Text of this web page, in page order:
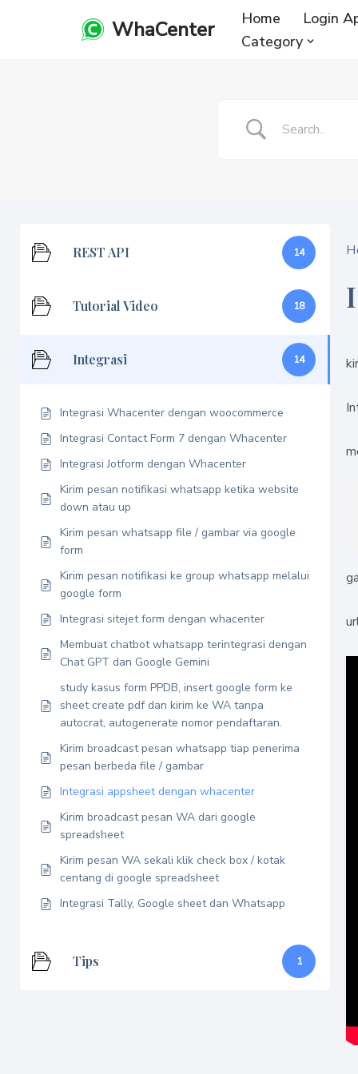
WhaCenter Home
Login
Category
REST API 14
Tutorial Video 18
Integrasi 14
Integrasi Whacenter dengan woocommerce
Integrasi Contact Form 7 dengan Whacenter
Integrasi Jotform dengan Whacenter
Kirim pesan notifikasi whatsapp ketika website
down atau up
Kirim pesan whatsapp file / gambar via google
form
Kirim pesan notifikasi ke group whatsapp melalui
google form
Integrasi sitejet form dengan whacenter
Membuat chatbot whatsapp terintegrasi dengan
Chat GPT dan Google Gemini
study kasus form PPDB, insert google form ke
sheet create pdf dan kirim ke WA tanpa
autocrat, autogenerate nomor pendaftaran.
Kirim broadcast pesan whatsapp tiap penerima
pesan berbeda file / gambar
Integrasi appsheet dengan whacenter
Kirim broadcast pesan WA dari google
spreadsheet
Kirim pesan WA sekali klik check box / kotak
centang di google spreadsheet
Integrasi Tally, Google sheet dan Whatsapp
Tips 1